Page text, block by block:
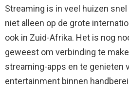
Streaming is in veel huizen
niet alleen op de grote
ook in Zuid-Afrika. Het is nog
geweest om verbinding te
streaming-apps en te genieten
entertainment binnen